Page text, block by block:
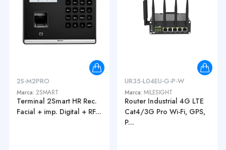
2S-M2PRO
Marca: 2SMART
Terminal 2Smart HR Rec.
Facial + imp. Digital + RF...
UR35-L04EU-G-P-W
Marca: MILESIGHT
Router Industrial 4G LTE
Cat4/3G Pro Wi-Fi, GPS,
P...